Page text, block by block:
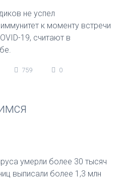
не успел
к моменту встречи
19, считают в
759 0
умерли более 30 тысяч
выписали более 1,3 млн